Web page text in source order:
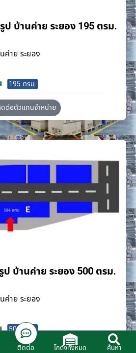
ป บ้านค่าย ระยอง 195 ตรม.
ค่าย ระยอง
195 ตรม.
ต่อตัวแทนจำหน่าย
ป บ้านค่าย ระยอง 500 ตรม.
ค่าย ระยอง
500 ตรม.
ติดต่อ โกดังทั้งหมด ค้นหา